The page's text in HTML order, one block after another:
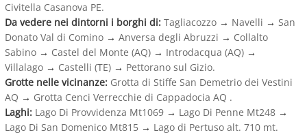
Civitella Casanova PE.
Da vedere nei dintorni i borghi di: Tagliacozzo → Navelli → San
Donato Val di Comino → Anversa degli Abruzzi → Collalto
Sabino → Castel del Monte (AQ) → Introdacqua (AQ) →
Villalago → Castelli (TE) → Pettorano sul Gizio.
Grotte nelle vicinanze: Grotta di Stiffe San Demetrio dei Vestini
AQ → Grotta Cenci Verrecchie di Cappadocia AQ .
Laghi: Lago Di Provvidenza Mt1069 → Lago Di Penne Mt248 →
Lago Di San Domenico Mt815 → Lago di Pertuso alt. 710 mt.